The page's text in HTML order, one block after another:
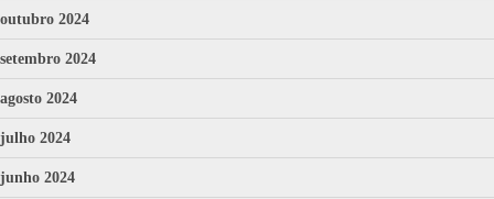
outubro 2024
setembro 2024
agosto 2024
julho 2024
junho 2024